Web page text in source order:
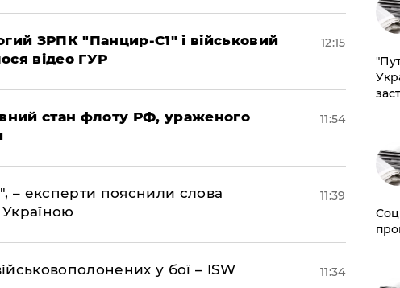
ЗРПК "Панцир-С1" і військовий
відео ГУР
12:15
стан флоту РФ, ураженого
11:54
– експерти пояснили слова
11:39
у бої – ISW 11:34